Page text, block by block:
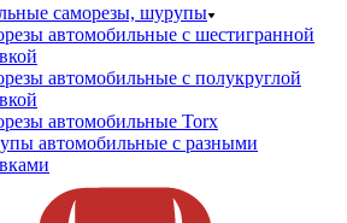
саморезы, шурупы
автомобильные с шестигранной
автомобильные с полукруглой
автомобильные Torx
автомобильные с разными